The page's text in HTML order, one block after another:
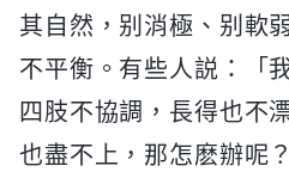
其自然，别消極、别軟
不平衡。有些人説：「
四肢不協調，長得也不
也盡不上，那怎麽辦呢